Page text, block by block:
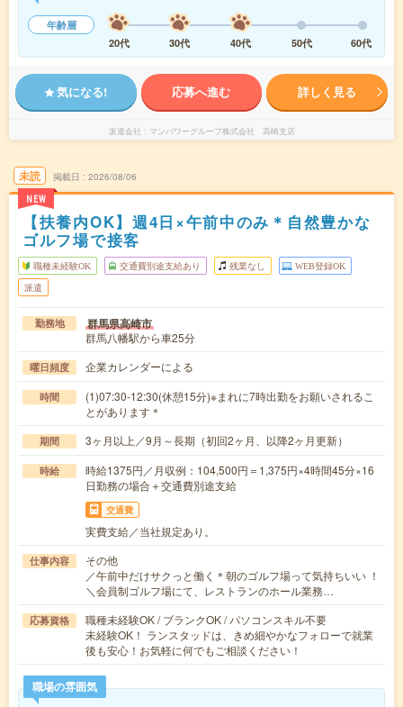
年齢層
20代
30代 40代 50代 60代
気になる! 応募へ進む 詳しく見る
派遣会社 マンパワーグループ株式会社 高崎支店
未読
NEW
掲載日 2026/08/06
【扶養内OK】週4日×午前中のみ＊自然豊かな
ゴルフ場で接客
職種未経験OK 交通費別途支給あり 残業なし WEB登録OK
派遣
勤務地 群馬県高崎市
群馬八幡駅から車25分
曜日頻度 企業カレンダーによる
時間
(1)07:30-12:30(休憩15分)※まれに7時出勤をお願いされるこ
とがあります＊
期間 3ヶ月以上／9月～長期（初回2ヶ月、以降2ヶ月更新）
時給
時給1375円／月収例：104,500円＝1,375円×4時間45分×16
日勤務の場合＋交通費別途支給
交通費
実費支給／当社規定あり。
仕事内容
その他
／午前中だけサクっと働く＊朝のゴルフ場って気持ちいい ！
＼会員制ゴルフ場にて、レストランのホール業務…
応募資格
職種未経験OK / ブランクOK / パソコンスキル不要
未経験OK！ ランスタッドは、きめ細やかなフォローで就業
後も安心！お気軽に何でもご相談ください！
職場の雰囲気